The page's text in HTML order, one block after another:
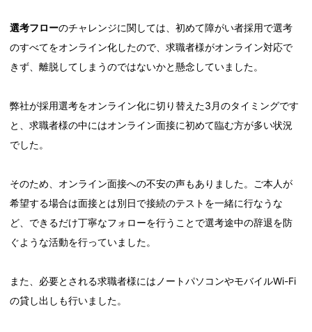
選考フローのチャレンジに関しては、初めて障がい者採用で選考
のすべてをオンライン化したので、求職者様がオンライン対応で
きず、離脱してしまうのではないかと懸念していました。
弊社が採用選考をオンライン化に切り替えた3月のタイミングです
と、求職者様の中にはオンライン面接に初めて臨む方が多い状況
でした。
そのため、オンライン面接への不安の声もありました。ご本人が
希望する場合は面接とは別日で接続のテストを一緒に行なうな
ど、できるだけ丁寧なフォローを行うことで選考途中の辞退を防
ぐような活動を行っていました。
また、必要とされる求職者様にはノートパソコンやモバイルWi-Fi
の貸し出しも行いました。